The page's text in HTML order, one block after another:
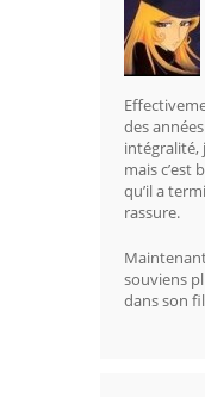
des
intégralité,
mais c’est
qu’il a
rassure.
souviens
dans son